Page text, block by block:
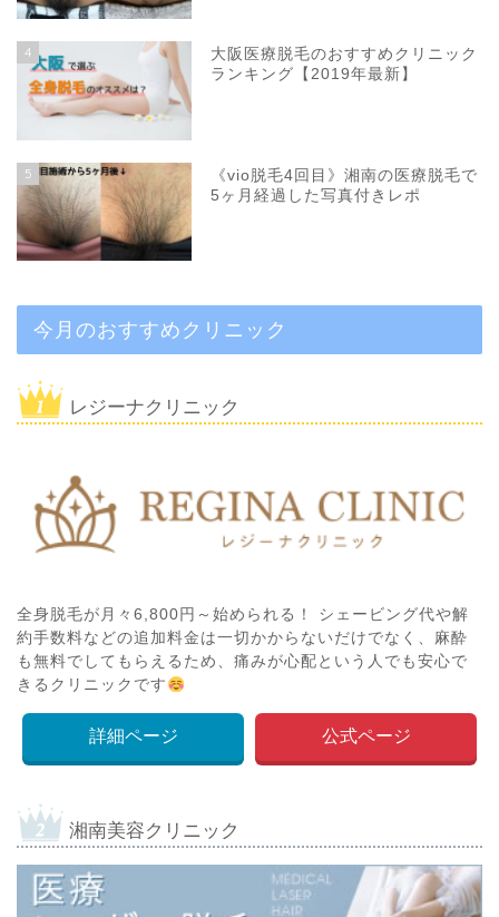
4
大阪医療脱毛のおすすめクリニック
ランキング【2019年最新】
5
《vio脱毛4回目》湘南の医療脱毛で
5ヶ月経過した写真付きレポ
今月のおすすめクリニック
レジーナクリニック
全身脱毛が月々6,800円～始められる！ シェービング代や解
約手数料などの追加料金は一切かからないだけでなく、麻酔
も無料でしてもらえるため、痛みが心配という人でも安心で
きるクリニックです
詳細ページ 公式ページ
湘南美容クリニック